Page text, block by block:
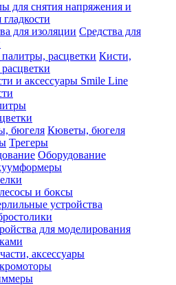
для снятия напряжения и
Средства для
Кисти,
и аксессуары Smile Line
Кюветы, бюгеля
Трегеры
Оборудование
и боксы
устройства
для моделирования
аксессуары